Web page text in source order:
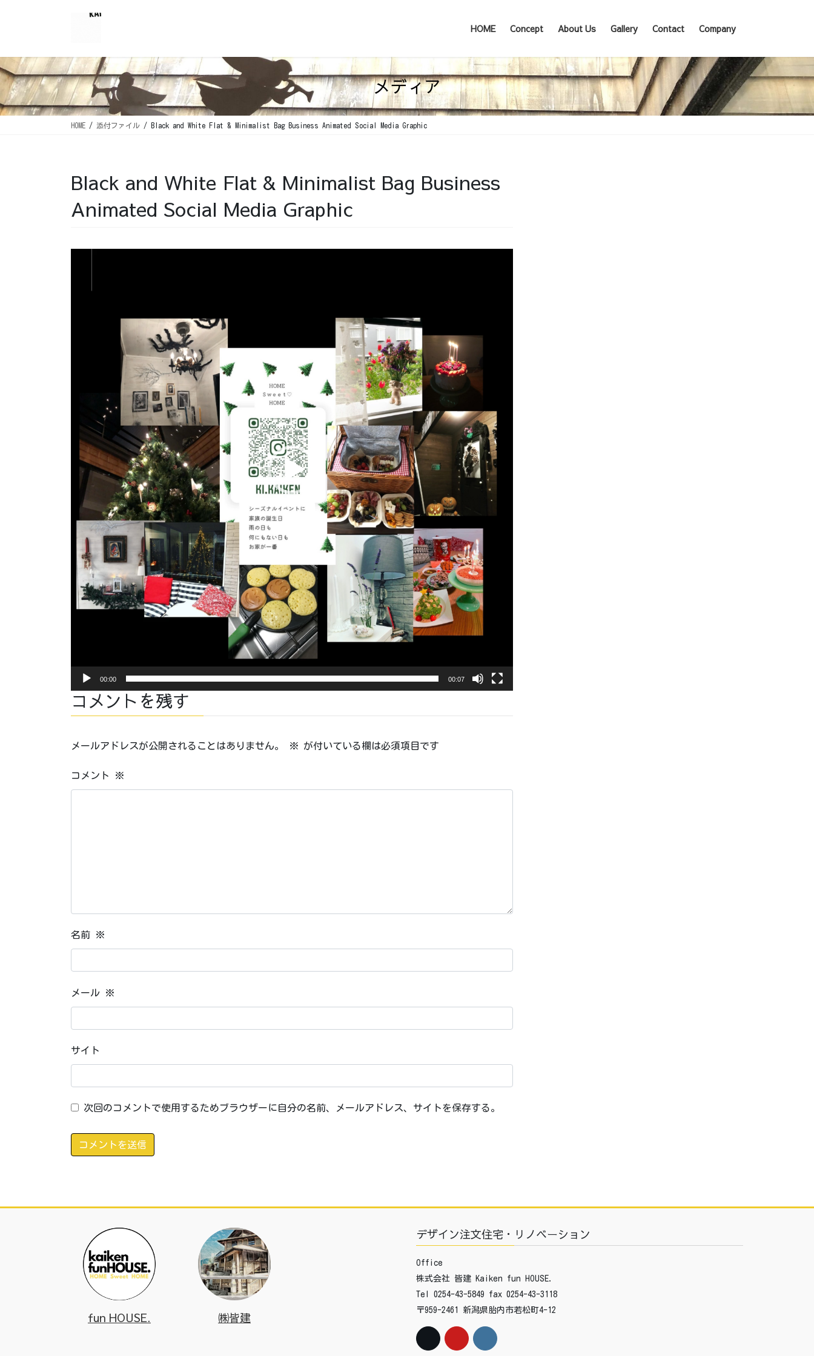
ツ
に
移
動
シ
ョ
ン
に
HOME Concept About Us Gallery Contact Company
メディア
HOME 添付ファイル Black and White Flat & Minimalist Bag Business Animated Social Media Graphic
Black and White Flat & Minimalist Bag Business
Animated Social Media Graphic
00:00 00:07
コメントを残す
メールアドレスが公開されることはありません。 ※ が付いている欄は必須項目です
コメント ※
名前 ※
メール ※
サイト
次回のコメントで使用するためブラウザーに自分の名前、メールアドレス、サイトを保存する。
fun HOUSE. ㈱皆建
デザイン注文住宅・リノベーション
Office
株式会社 皆建 Kaiken fun HOUSE.
Tel 0254-43-5849 fax 0254-43-3118
〒959-2461 新潟県胎内市若松町4-12